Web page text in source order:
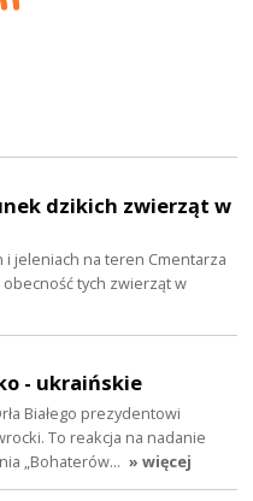
dzikich zwierząt w
i jeleniach na teren Cmentarza
obecność tych zwierząt w
- ukraińskie
Białego prezydentowi
To reakcja na nadanie
„Bohaterów… » więcej